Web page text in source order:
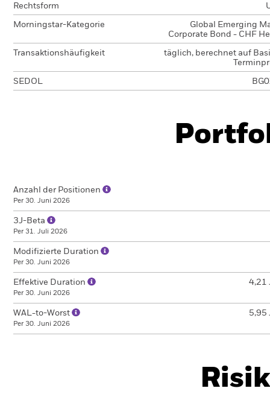
Rechtsform
Morningstar-Kategorie
Global Emerging
Corporate Bond - CHF
Transaktionshäufigkeit
täglich, berechnet auf
SEDOL
Anzahl der Positionen
Per 30. Juni 2026
3J-Beta
Per 31. Juli 2026
Modifizierte Duration
Per 30. Juni 2026
Effektive Duration
Per 30. Juni 2026
4,21
WAL-to-Worst
Per 30. Juni 2026
5,95